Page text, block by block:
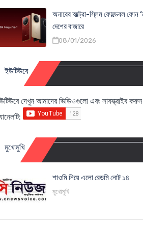
অনারের আল্ট্রা-স্লিম ফোল্ডেবল ফোন
দেশের বাজারে
08/01/2026
ইউটিউবে
দেখুন আমাদের ভিডিওগুলো এবং সাবস্ক্রাইব
মুখোমুখি
শাওমি নিয়ে এলো রেডমি নোট ১৪
মুখোমুখি